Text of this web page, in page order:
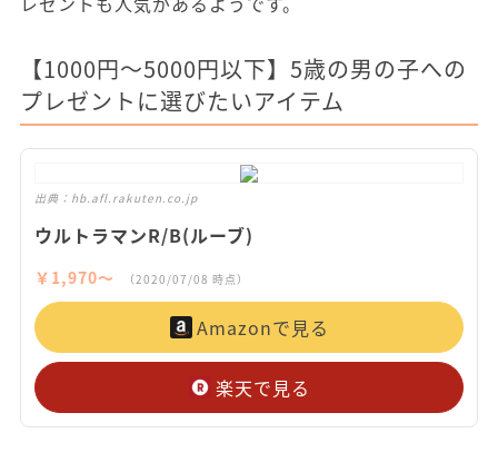
【1000円〜5000円以下】5歳の男の子への
プレゼントに選びたいアイテム
出典： hb.afl.rakuten.co.jp
ウルトラマンR/B(ルーブ)
￥1,970〜 （2020/07/08 時点）
Amazonで見る
楽天で見る